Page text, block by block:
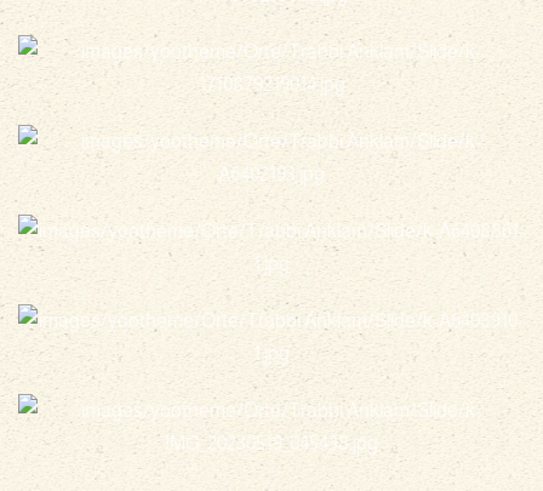
vergrößern
vergrößern
vergrößern
vergrößern
vergrößern